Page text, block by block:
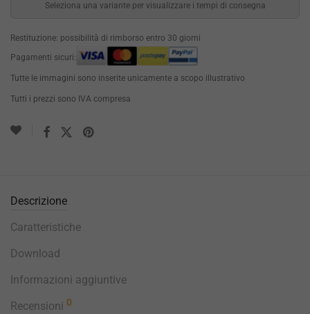
Seleziona una variante per visualizzare i tempi di consegna
Restituzione: possibilità di rimborso entro 30 giorni
Pagamenti sicuri:
Tutte le immagini sono inserite unicamente a scopo illustrativo
Tutti i prezzi sono IVA compresa
Descrizione
Caratteristiche
Download
Informazioni aggiuntive
Recensioni 0